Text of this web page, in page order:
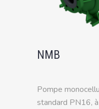
NMB
Pompe
standard PN16,